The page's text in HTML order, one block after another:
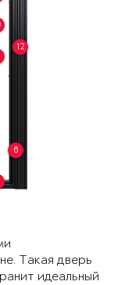
6
12
Такая дверь
идеальный